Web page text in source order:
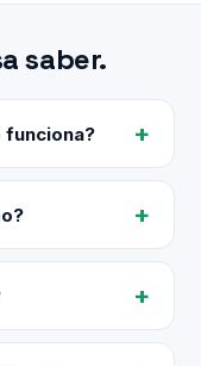
saber.
funciona?